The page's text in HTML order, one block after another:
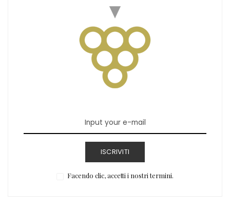
ISCRIVITI
Facendo clic, accetti i nostri termini.